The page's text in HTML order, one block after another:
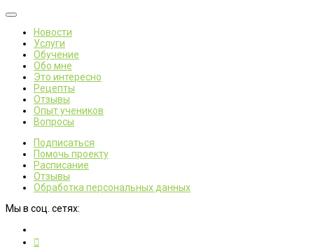
Новости
Услуги
Обучение
Обо мне
Это интересно
Рецепты
Отзывы
Опыт учеников
Вопросы
Подписаться
Помочь проекту
Расписание
Отзывы
Обработка персональных данных
Мы в соц. сетях: